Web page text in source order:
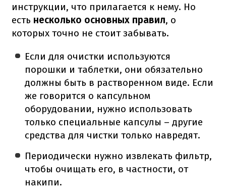
инструкции, что прилагается к нему. Но
есть несколько основных правил, о
которых точно не стоит забывать.
Если для очистки используются
порошки и таблетки, они обязательно
должны быть в растворенном виде. Если
же говорится о капсульном
оборудовании, нужно использовать
только специальные капсулы – другие
средства для чистки только навредят.
Периодически нужно извлекать фильтр,
чтобы очищать его, в частности, от
накипи.